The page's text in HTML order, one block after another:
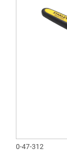
0-47-312